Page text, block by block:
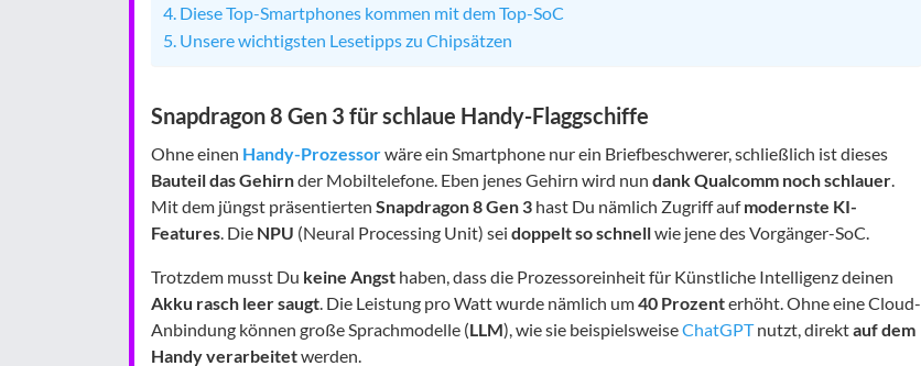
Diese Top-Smartphones kommen mit dem Top-SoC
Unsere wichtigsten Lesetipps zu Chipsätzen
Snapdragon 8 Gen 3 für schlaue Handy-Flaggschiffe
Ohne einen Handy-Prozessorwäre ein Smartphone nur ein Briefbeschwerer, schließlich ist dieses
Bauteil das Gehirnder Mobiltelefone. Eben jenes Gehirn wird nun dank Qualcomm noch schlauer.
Mit dem jüngst präsentierten Snapdragon 8 Gen 3 hast Du nämlich Zugriff aufmodernste KI-
Features. Die NPU (Neural Processing Unit) sei doppelt so schnellwie jene des Vorgänger-SoC.
Trotzdem musst Du keine Angst haben, dass die Prozessoreinheit für Künstliche Intelligenz deinen
Akku rasch leer saugt. Die Leistung pro Watt wurde nämlich um40 Prozenterhöht. Ohne eine Cloud-
Anbindung können große Sprachmodelle (LLM), wie sie beispielsweiseChatGPTnutzt, direktauf dem
Handy verarbeitetwerden.